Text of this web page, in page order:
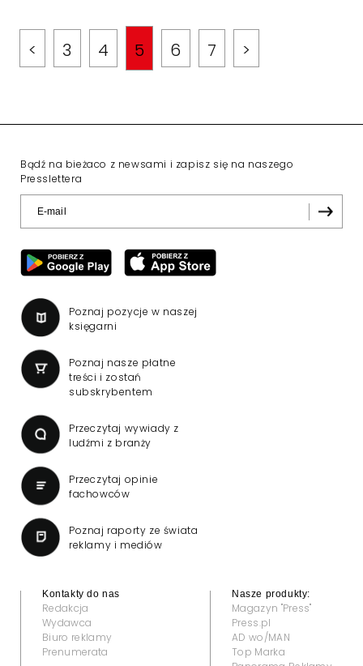
< 3 4 5 6 7 >
Bądź na bieżaco z newsami i zapisz się na naszego
Presslettera
Poznaj pozycje w naszej
księgarni
Poznaj nasze płatne
treści i zostań
subskrybentem
Przeczytaj wywiady z
ludźmi z branży
Przeczytaj opinie
fachowców
Poznaj raporty ze świata
reklamy i mediów
Kontakty do nas
Redakcja
Wydawca
Biuro reklamy
Prenumerata
Nasze produkty:
Magazyn "Press"
Press.pl
AD wo/MAN
Top Marka